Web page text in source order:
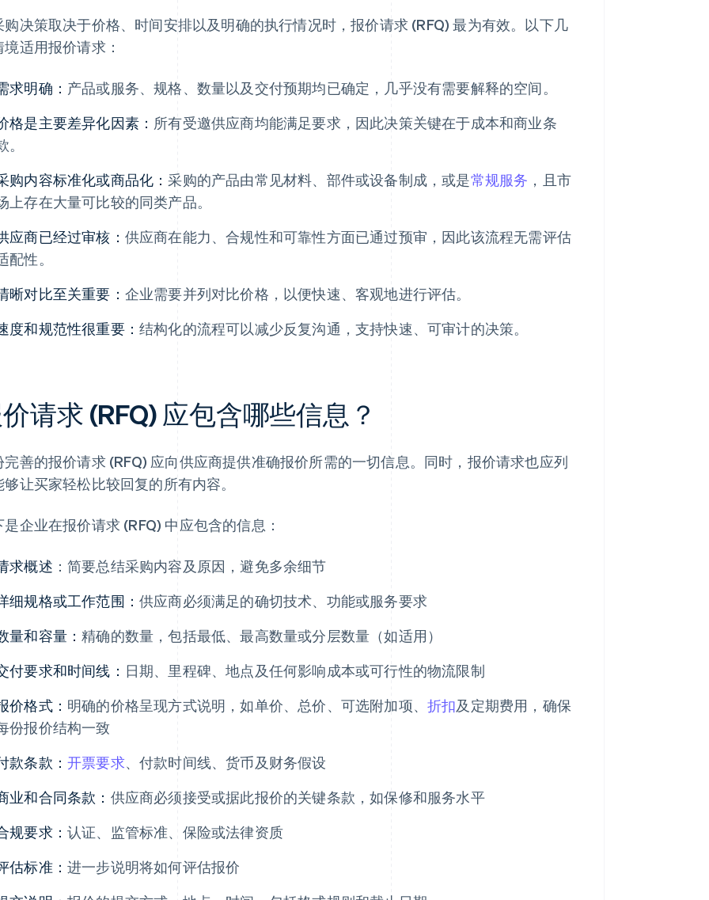
购决策取决于价格、时间安排以及明确的执行情况时，报价请求 (RFQ) 最为有效。以下几
境适用报价请求：
求明确： 产品或服务、规格、数量以及交付预期均已确定，几乎没有需要解释的空间。
格是主要差异化因素： 所有受邀供应商均能满足要求，因此决策关键在于成本和商业条
。
购内容标准化或商品化：采购的产品由常见材料、部件或设备制成，或是常规服务 ，且市
上存在大量可比较的同类产品。
应商已经过审核： 供应商在能力、合规性和可靠性方面已通过预审，因此该流程无需评估
配性。
晰对比至关重要： 企业需要并列对比价格，以便快速、客观地进行评估。
度和规范性很重要： 结构化的流程可以减少反复沟通，支持快速、可审计的决策。
请求 (RFQ) 应包含哪些信息？
完善的报价请求 (RFQ) 应向供应商提供准确报价所需的一切信息。同时，报价请求也应列
够让买家轻松比较回复的所有内容。
是企业在报价请求 (RFQ) 中应包含的信息：
求概述 ：简要总结采购内容及原因，避免多余细节
细规格或工作范围： 供应商必须满足的确切技术、功能或服务要求
量和容量：精确的数量，包括最低、最高数量或分层数量（如适用）
付要求和时间线： 日期、里程碑、地点及任何影响成本或可行性的物流限制
价格式： 明确的价格呈现方式说明，如单价、总价、可选附加项、 折扣及定期费用，确保
份报价结构一致
款条款： 开票要求、付款时间线、货币及财务假设
业和合同条款： 供应商必须接受或据此报价的关键条款，如保修和服务水平
规要求： 认证、监管标准、保险或法律资质
估标准： 进一步说明将如何评估报价